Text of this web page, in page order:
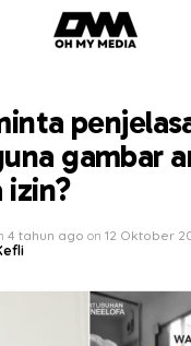
gambar
izin?
4 tahun ago on 12 Oktober